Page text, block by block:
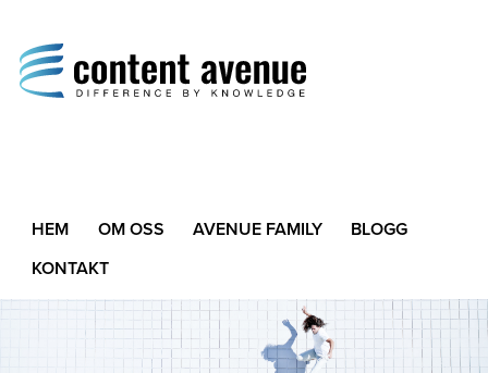
Difference by Knowledge
HEM OM OSS AVENUE FAMILY
BLOGG
KONTAKT